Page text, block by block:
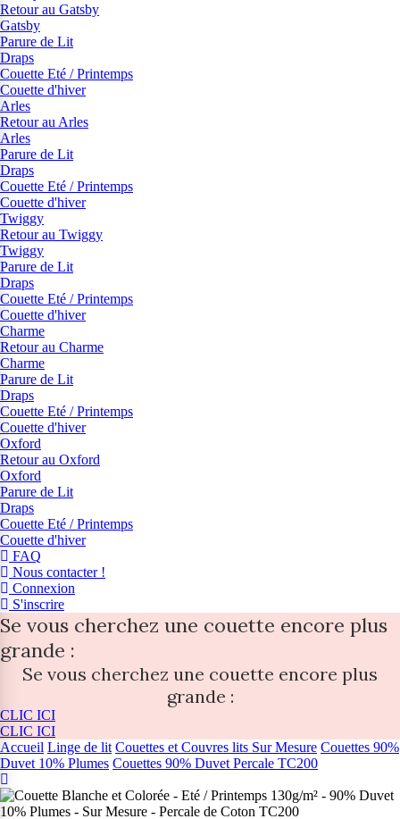
Retour au Gatsby
Gatsby
Parure de Lit
Draps
Couette Eté / Printemps
Couette d'hiver
Arles
Retour au Arles
Arles
Parure de Lit
Draps
Couette Eté / Printemps
Couette d'hiver
Twiggy
Retour au Twiggy
Twiggy
Parure de Lit
Draps
Couette Eté / Printemps
Couette d'hiver
Charme
Retour au Charme
Charme
Parure de Lit
Draps
Couette Eté / Printemps
Couette d'hiver
Oxford
Retour au Oxford
Oxford
Parure de Lit
Draps
Couette Eté / Printemps
Couette d'hiver
FAQ
Nous contacter !
Connexion
S'inscrire
Se vous cherchez une couette encore plus
grande :
Se vous cherchez une couette encore plus
grande :
CLIC ICI
CLIC ICI
Accueil Linge de lit Couettes et Couvres lits Sur Mesure Couettes 90%
Duvet 10% Plumes Couettes 90% Duvet Percale TC200